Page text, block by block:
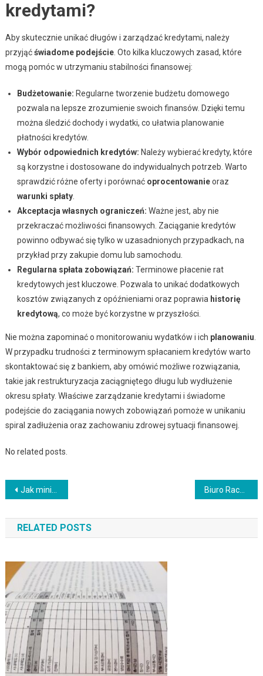
kredytami?
Aby skutecznie unikać długów i zarządzać kredytami, należy
przyjąćświadome podejście. Oto kilka kluczowych zasad, które
mogą pomóc w utrzymaniu stabilności finansowej:
Budżetowanie: Regularne tworzenie budżetu domowego
pozwala na lepsze zrozumienie swoich finansów. Dzięki temu
można śledzić dochody i wydatki, co ułatwia planowanie
płatności kredytów.
Wybór odpowiednich kredytów: Należy wybierać kredyty, które
są korzystne i dostosowane do indywidualnych potrzeb. Warto
sprawdzić różne oferty i porównać oprocentowanieoraz
warunki spłaty.
Akceptacja własnych ograniczeń: Ważne jest, aby nie
przekraczać możliwości finansowych. Zaciąganie kredytów
powinno odbywać się tylko w uzasadnionych przypadkach, na
przykład przy zakupie domu lub samochodu.
Regularna spłata zobowiązań: Terminowe płacenie rat
kredytowych jest kluczowe. Pozwala to unikać dodatkowych
kosztów związanych z opóźnieniami oraz poprawia historię
kredytową, co może być korzystne w przyszłości.
Nie można zapominać o monitorowaniu wydatków i ich planowaniu.
W przypadku trudności z terminowym spłacaniem kredytów warto
skontaktować się z bankiem, aby omówić możliwe rozwiązania,
takie jak restrukturyzacja zaciągniętego długu lub wydłużenie
okresu spłaty. Właściwe zarządzanie kredytami i świadome
podejście do zaciągania nowych zobowiązań pomoże w unikaniu
spiral zadłużenia oraz zachowaniu zdrowej sytuacji finansowej.
No related posts.
Nawigacja
wpisu
Jak minimalizować ryzyko inwestycyjne na rynkach finansowych? Biuro Rachunkowe Katowice: Usługi rachunkowe w Katowicach – oferta dla firm
RELATED POSTS